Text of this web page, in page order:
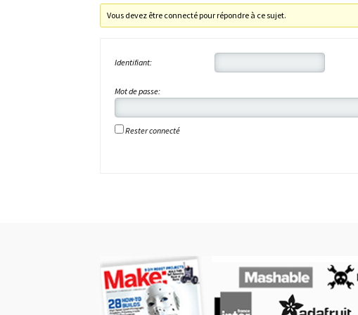
Vous devez être connecté pour répondre à ce sujet.
Identifiant:
Mot de passe:
Rester connecté